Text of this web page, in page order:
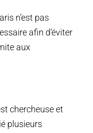
n’est pas
afin d’éviter
aux
chercheuse et
plusieurs